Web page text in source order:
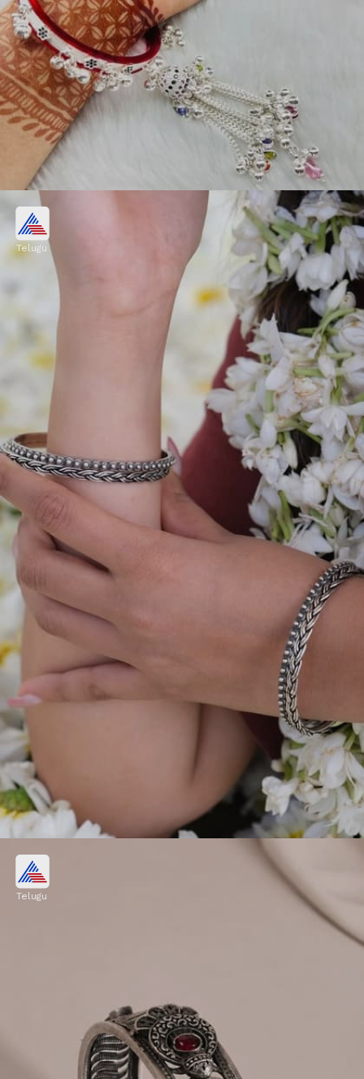
సిల్వర్ ప్లేటెడ్ ఘుంగ్రూ గాజులు
ఈ మధ్య మార్కెట్లో ఘంగ్రూ గాజులు బాగా ట్రెండ్
అవుతున్నాయి. మీరు కూడా ఇలాంటి గాజులను సిల్వర్
ప్లేటెడ్ గా తీసుకోవచ్చు. చాలా స్టైలిష్ గా ఉంటాయి.
Image credits: naresh.soni_916 Instagram
Telugu
బ్రెయిడెడ్ స్టైల్ సిల్వర్ ప్లేటెడ్ గాజులు
బ్రెయిడెడ్ (అల్లిక) స్టైల్‌లో ఉండే ఈ సిల్వర్ గాజులు
చూడటానికే కాదు, ధరించినప్పుడు కూడా చాలా సింపుల్‌గా,
Telugu